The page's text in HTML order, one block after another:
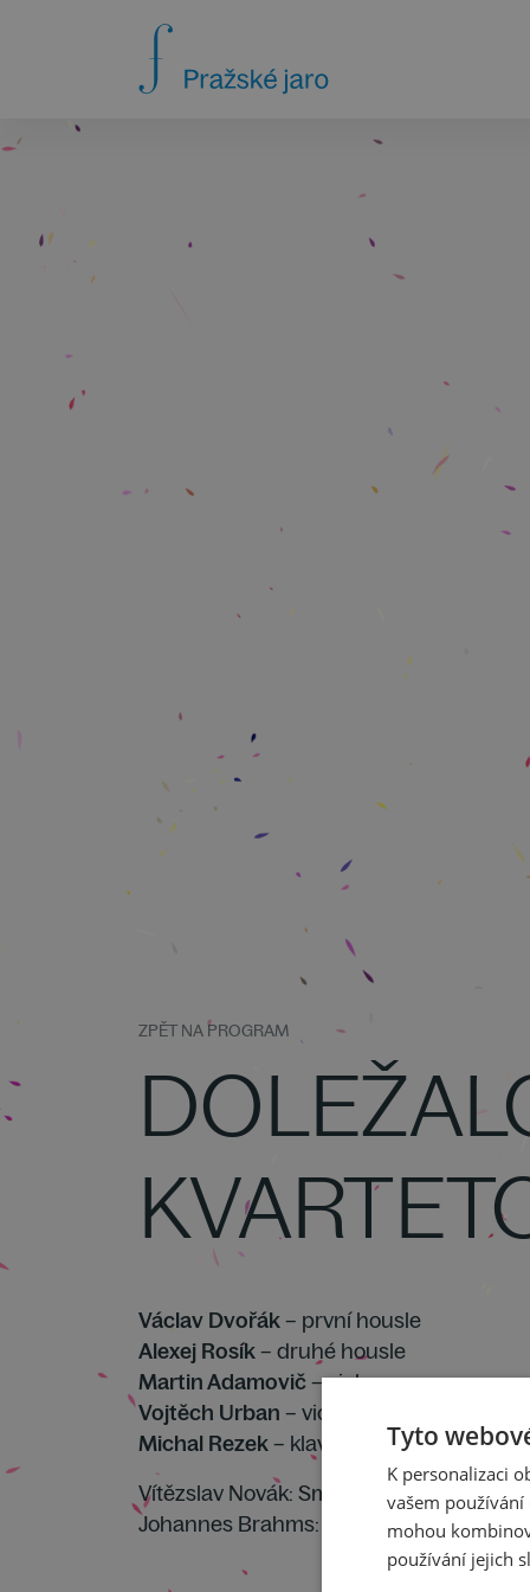
ZPĚT NA PROGRAM
Václav Dvořák– první housle
Alexej Rosík– druhé housle
Martin Adamovič– viola
Vojtěch Urban – violoncello
Michal Rezek– klavír
Vítězslav Novák: Smyčcový kvartet č. 1 G
Johannes Brahms: Klavírní kvintet f
Tyto
K personalizaci
vašem
mohou
používání jejich